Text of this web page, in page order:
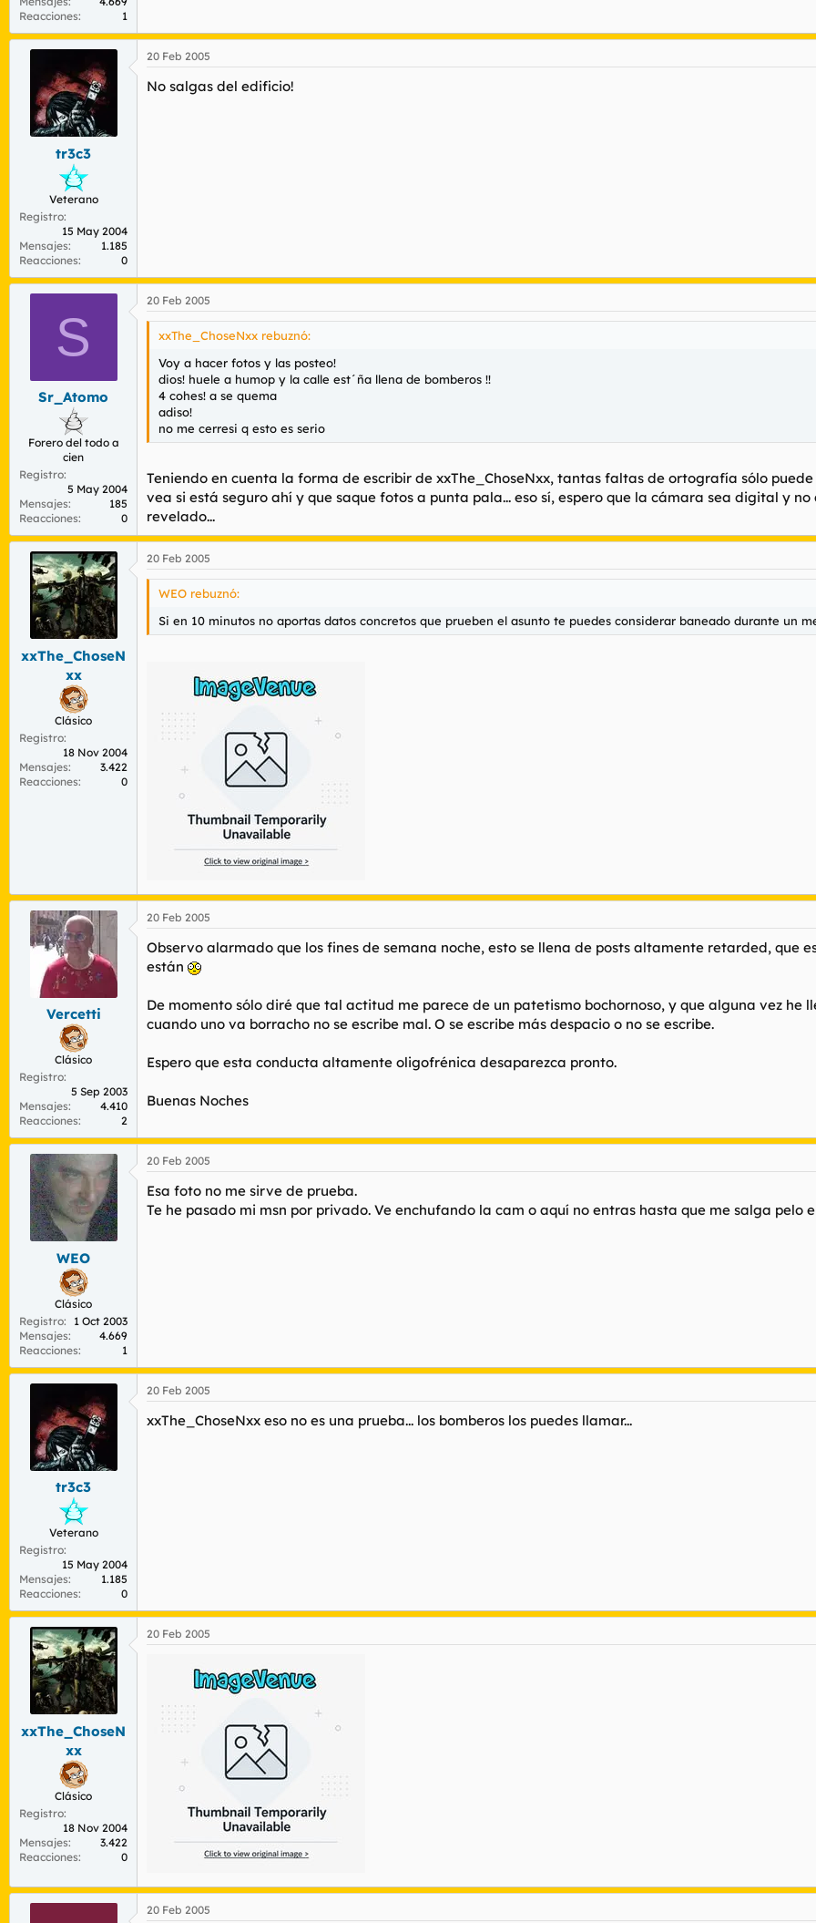
Reacciones
1
tr3c3
Veterano
Registro
15 May 2004
Mensajes
1.185
Reacciones
0
20 Feb 2005
No salgas del edificio!
S
Sr_Atomo
Forero del todo a
cien
Registro
5 May 2004
Mensajes
185
Reacciones
0
20 Feb 2005
xxThe_ChoseNxx rebuznó:
Voy a hacer fotos y las posteo!
dios! huele a humop y la calle est´ña llena de bomberos !!
4 cohes! a se quema
adiso!
no me cerresi q esto es serio
Teniendo en cuenta la forma de escribir de xxThe_ChoseNxx, tantas faltas de ortografía sólo
vea si está seguro ahí y que saque fotos a punta pala... eso sí, espero que la cámara sea digital y
revelado...
xxThe_ChoseN
xx
Clásico
Registro
18 Nov 2004
Mensajes
3.422
Reacciones
0
20 Feb 2005
WEO rebuznó:
Si en 10 minutos no aportas datos concretos que prueben el asunto te puedes considerar baneado durante un
Vercetti
Clásico
Registro
5 Sep 2003
Mensajes
4.410
Reacciones
2
20 Feb 2005
Observo alarmado que los fines de semana noche, esto se llena de posts altamente retarded, que
están
De momento sólo diré que tal actitud me parece de un patetismo bochornoso, y que alguna vez
cuando uno va borracho no se escribe mal. O se escribe más despacio o no se escribe.
Espero que esta conducta altamente oligofrénica desaparezca pronto.
Buenas Noches
WEO
Clásico
Registro
1 Oct 2003
Mensajes
4.669
Reacciones
1
20 Feb 2005
Esa foto no me sirve de prueba.
Te he pasado mi msn por privado. Ve enchufando la cam o aquí no entras hasta que me salga pelo
tr3c3
Veterano
Registro
15 May 2004
Mensajes
1.185
Reacciones
0
20 Feb 2005
xxThe_ChoseNxx eso no es una prueba... los bomberos los puedes llamar...
xxThe_ChoseN
xx
Clásico
Registro
18 Nov 2004
Mensajes
3.422
Reacciones
0
20 Feb 2005
20 Feb 2005